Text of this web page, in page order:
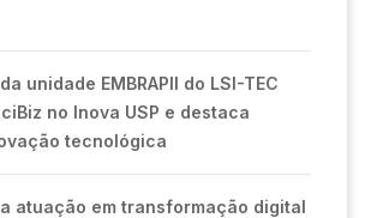
unidade EMBRAPII do LSI-TEC
no Inova USP e destaca
tecnológica
atuação em transformação digital